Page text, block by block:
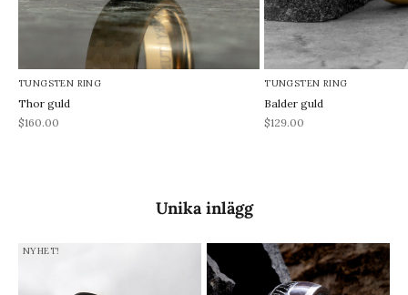
TUNGSTEN RING
Thor guld
REA-pris
$160.00
TUNGSTEN RING
Balder guld
REA-pris
$129.00
Unika inlägg
NYHET!